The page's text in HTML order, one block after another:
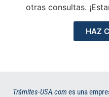
otras consultas.
HAZ
Trámites-USA.comes una